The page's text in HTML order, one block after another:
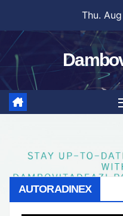
content
Thu.
AUTORADINEX